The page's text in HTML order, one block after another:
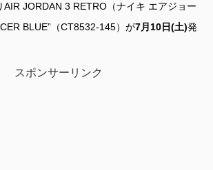
AIR JORDAN 3 RETRO（ナイキ エアジョー
BLUE”（CT8532-145）が7月10日(土)発
スポンサーリンク